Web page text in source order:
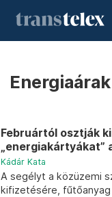
Energiaárak
Februártól osztják
„energiakártyákat”
Kádár Kata
A segélyt a közüzemi
kifizetésére, fűtőanyag